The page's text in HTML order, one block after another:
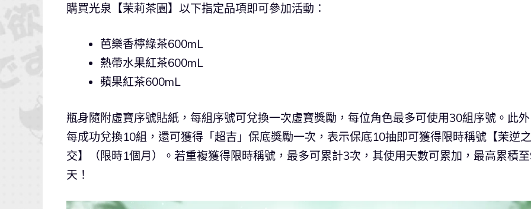
購買光泉【茉莉茶園】以下指定品項即可參加活動：
芭樂香檸綠茶600mL
熱帶水果紅茶600mL
蘋果紅茶600mL
瓶身隨附虛寶序號貼紙，每組序號可兌換一次虛寶獎勵，每位角色最多可使用30組序號。此
每成功兌換10組，還可獲得「超吉」保底獎勵一次，表示保底10抽即可獲得限時稱號【茉逆之
交】（限時1個月）。若重複獲得限時稱號，最多可累計3次，其使用天數可累加，最高累積
天！